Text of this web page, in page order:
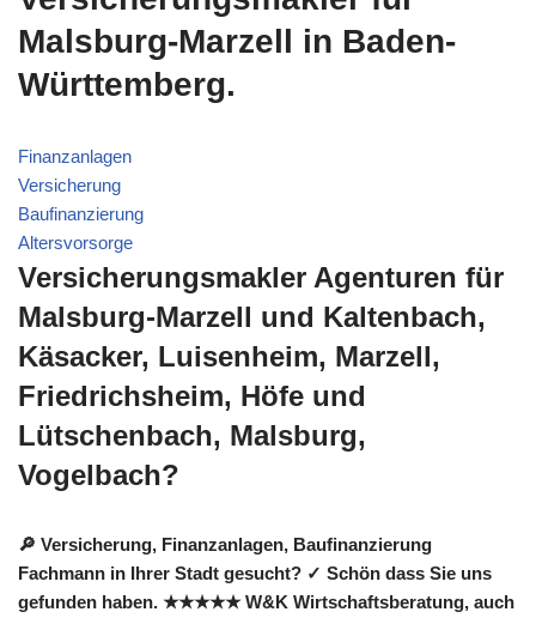
Malsburg-Marzell in Baden-
Württemberg.
Finanzanlagen
Versicherung
Baufinanzierung
Altersvorsorge
Versicherungsmakler Agenturen für
Malsburg-Marzell und Kaltenbach,
Käsacker, Luisenheim, Marzell,
Friedrichsheim, Höfe und
Lütschenbach, Malsburg,
Vogelbach?
🔎 Versicherung, Finanzanlagen, Baufinanzierung
Fachmann in Ihrer Stadt gesucht? ✓ Schön dass Sie uns
gefunden haben. ★★★★★ W&K Wirtschaftsberatung, auch